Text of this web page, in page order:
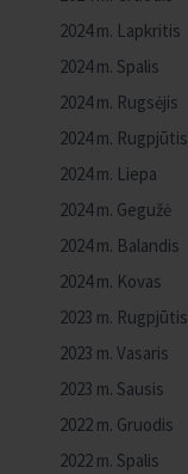
2024 m. Lapkritis
2024 m. Spalis
2024 m. Rugsėjis
2024 m. Rugpjūtis
2024 m. Liepa
2024 m. Gegužė
2024 m. Balandis
2024 m. Kovas
2023 m. Rugpjūtis
2023 m. Vasaris
2023 m. Sausis
2022 m. Gruodis
2022 m. Spalis